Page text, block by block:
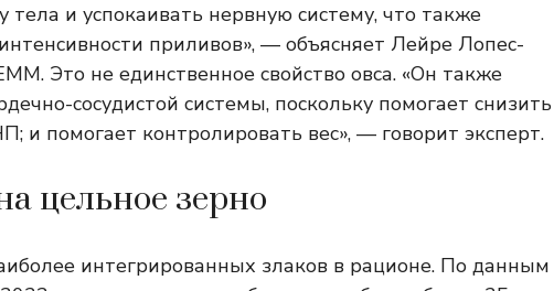
тела и успокаивать нервную систему, что также
приливов», — объясняет Лейре Лопес-
Это не единственное свойство овса. «Он также
сосудистой системы, поскольку помогает снизить
и помогает контролировать вес», — говорит эксперт.
цельное зерно
интегрированных злаков в рационе. По данным